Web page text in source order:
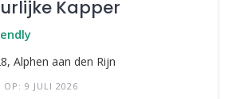
Kapper
Alphen aan den Rijn
OP: 9 JULI 2026